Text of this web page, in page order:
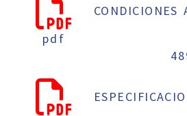
pdf
CONDICIONES